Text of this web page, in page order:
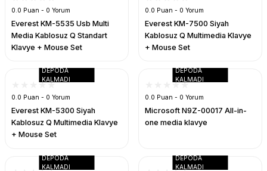
0.0 Puan - 0 Yorum
Everest KM-5535 Usb Multi
Media Kablosuz Q Standart
Klavye + Mouse Set
0.0 Puan - 0 Yorum
Everest KM-7500 Siyah
Kablosuz Q Multimedia Klavye
+ Mouse Set
DEPODA
KALMADI
0.0 Puan - 0 Yorum
Everest KM-5300 Siyah
Kablosuz Q Multimedia Klavye
+ Mouse Set
DEPODA
KALMADI
0.0 Puan - 0 Yorum
Microsoft N9Z-00017 All-in-
one media klavye
DEPODA
KALMADI
DEPODA
KALMADI